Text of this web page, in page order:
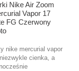
Nike Air Zoom
Vapor 17
FG Czerwony
nike mercurial vapor
cienka, a